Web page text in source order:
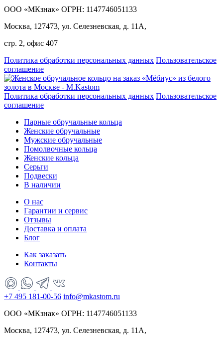
ООО «МКзнак» ОГРН: 1147746051133
Москва, 127473, ул. Селезневская, д. 11А,
стр. 2, офис 407
Политика обработки персональных данных Пользовательское
соглашение
Политика обработки персональных данных Пользовательское
соглашение
Парные обручальные кольца
Женские обручальные
Мужские обручальные
Помолвочные кольца
Женские кольца
Серьги
Подвески
В наличии
О нас
Гарантии и сервис
Отзывы
Доставка и оплата
Блог
Как заказать
Контакты
+7 495 181-00-56 info@mkastom.ru
ООО «МКзнак» ОГРН: 1147746051133
Москва, 127473, ул. Селезневская, д. 11А,